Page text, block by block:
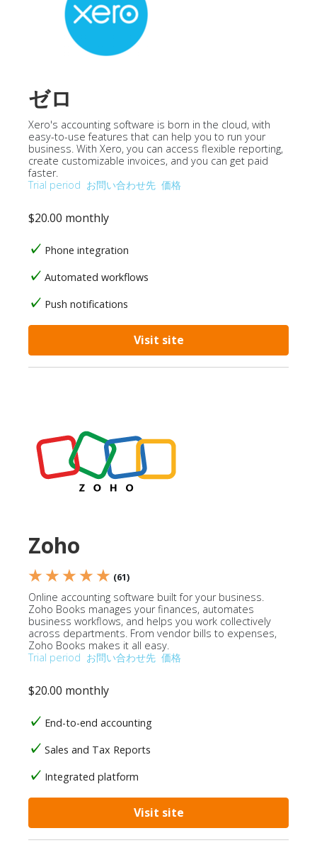
ゼロ
Xero's accounting software is born in the cloud, with
easy-to-use features that can help you to run your
business. With Xero, you can access flexible reporting,
create customizable invoices, and you can get paid
faster.
Trial period お問い合わせ先 価格
$20.00 monthly
Phone integration
Automated workflows
Push notifications
Visit site
Zoho
★ ★ ★ ★ ★ (61)
Online accounting software built for your business.
Zoho Books manages your finances, automates
business workflows, and helps you work collectively
across departments. From vendor bills to expenses,
Zoho Books makes it all easy.
Trial period お問い合わせ先 価格
$20.00 monthly
End-to-end accounting
Sales and Tax Reports
Integrated platform
Visit site